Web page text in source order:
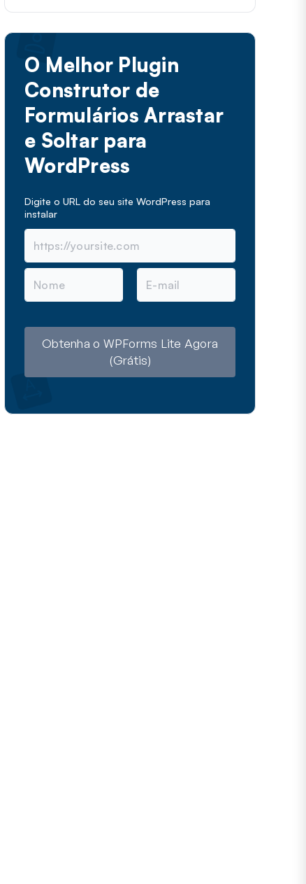
O Melhor Plugin
Construtor de
Formulários Arrastar
e Soltar para
WordPress
Digite o URL do seu site WordPress para
instalar
N
m
E
m
Obtenha o WPForms Lite Agora
(Grátis)